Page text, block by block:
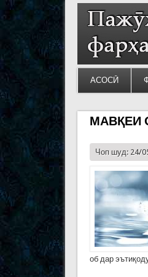
АСОСӢ
МАВҚЕИ
Чоп шуд: 24/
об дар